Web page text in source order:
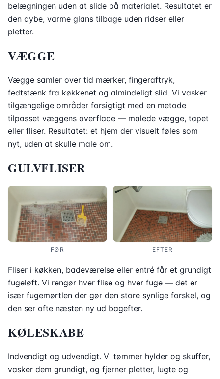
belægningen uden at slide på materialet. Resultatet er
den dybe, varme glans tilbage uden ridser eller
pletter.
VÆGGE
Vægge samler over tid mærker, fingeraftryk,
fedtstænk fra køkkenet og almindeligt slid. Vi vasker
tilgængelige områder forsigtigt med en metode
tilpasset væggens overflade — malede vægge, tapet
eller fliser. Resultatet: et hjem der visuelt føles som
nyt, uden at skulle male om.
GULVFLISER
FØR EFTER
Fliser i køkken, badeværelse eller entré får et grundigt
fugeløft. Vi rengør hver flise og hver fuge — det er
især fugemørtlen der gør den store synlige forskel, og
den ser ofte næsten ny ud bagefter.
KØLESKABE
Indvendigt og udvendigt. Vi tømmer hylder og skuffer,
vasker dem grundigt, og fjerner pletter, lugte og